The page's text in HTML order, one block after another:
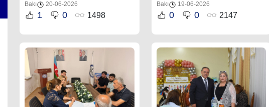
Bakı 20-06-2026
1 0 1498
yönəltməklə vətəndaş
etməkdir”
Bakı 19-06-2026
0 0 2147